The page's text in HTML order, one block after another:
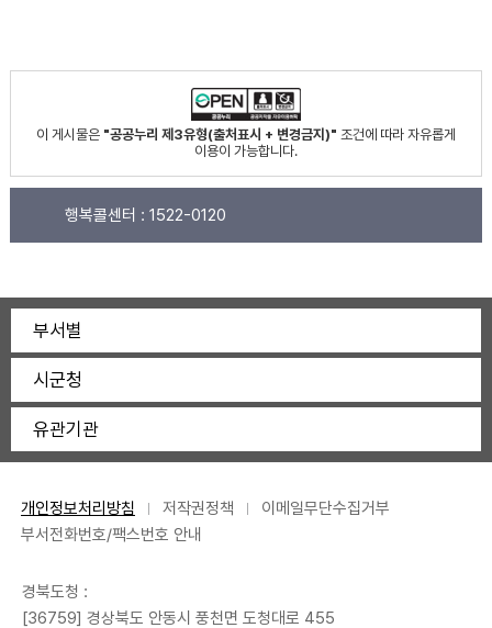
이 게시물은 "공공누리 제3유형(출처표시 + 변경금지)" 조건에 따라 자유롭게
이용이 가능합니다.
행복콜센터 : 1522-0120
부서별
시군청
유관기관
개인정보처리방침 저작권정책
이메일무단수집거부
부서전화번호/팩스번호 안내
경북도청 :
[36759] 경상북도 안동시 풍천면 도청대로 455